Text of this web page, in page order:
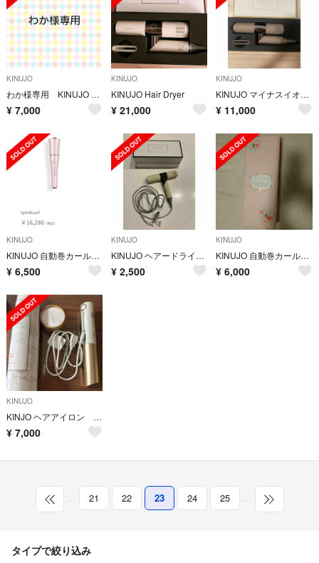
KINUJO
わか様専用 KINUJO USB充電式コードレスヘアアイロン DS058(1
¥ 7,000
KINUJO
KINUJO Hair Dryer
¥ 21,000
KINUJO
KINUJO マイナスイオンヘアドライヤー キヌージョ KH202
¥ 11,000
KINUJO
KINUJO 自動巻カールアイロン Spin&curl SC023
¥ 6,500
KINUJO
KINUJO ヘアードライヤー ホワイト KH001 ジャンク品
¥ 2,500
KINUJO
KINUJO 自動巻カールアイロン Spin&curl SC023
¥ 6,000
KINUJO
KINJO ヘアアイロン コードレス
¥ 7,000
… 21 22 23 24 25 …
タイプで絞り込み